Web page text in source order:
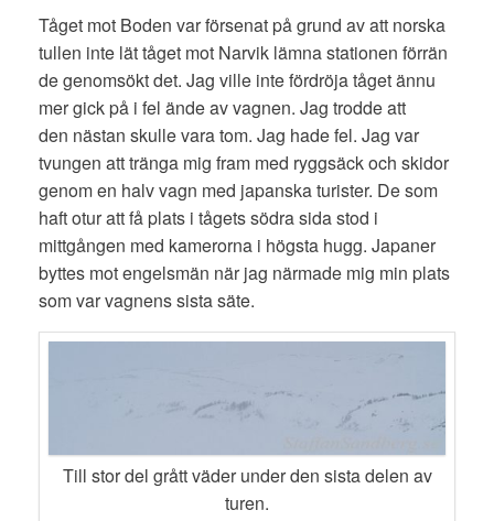
Tåget mot Boden var försenat på grund av att norska
tullen inte lät tåget mot Narvik lämna stationen förrän
de genomsökt det. Jag ville inte fördröja tåget ännu
mer gick på i fel ände av vagnen. Jag trodde att
den nästan skulle vara tom. Jag hade fel. Jag var
tvungen att tränga mig fram med ryggsäck och skidor
genom en halv vagn med japanska turister. De som
haft otur att få plats i tågets södra sida stod i
mittgången med kamerorna i högsta hugg. Japaner
byttes mot engelsmän när jag närmade mig min plats
som var vagnens sista säte.
Till stor del grått väder under den sista delen av
turen.